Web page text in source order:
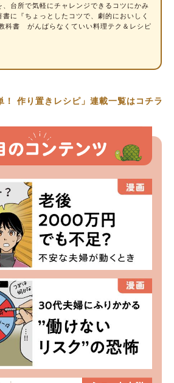
、台所で気軽にチャレンジできるコツにかみ
に『ちょっとしたコツで、劇的においしく
科書 がんばらなくていい料理テク＆レシピ
作り置きレシピ」連載一覧はコチラ